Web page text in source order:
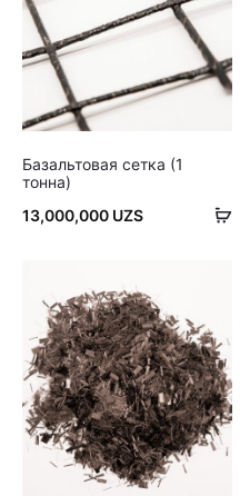
В
Базальтовая сетка (1
тонна)
13,000,000 UZS